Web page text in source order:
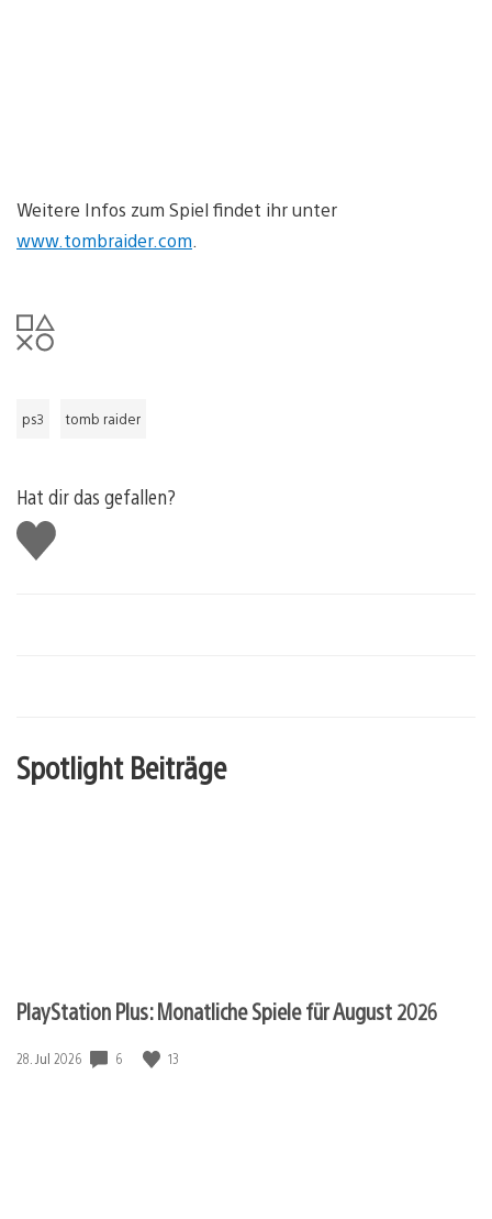
Weitere Infos zum Spiel findet ihr unter
www.tombraider.com
ps3 tomb raider
Hat dir das gefallen?
Gefällt
mir
Spotlight Beiträge
PlayStation Plus: Monatliche Spiele für August 2026
Veröffentlichungsdatum:
28. Jul 2026 6 13